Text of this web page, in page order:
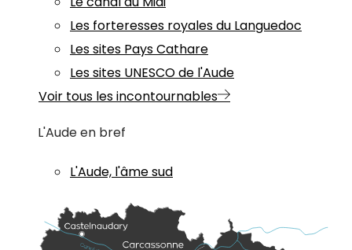
Les forteresses royales du Languedoc
Les sites Pays Cathare
Les sites UNESCO de l'Aude
Voir tous les incontournables
L'Aude en bref
L'Aude, l'âme sud